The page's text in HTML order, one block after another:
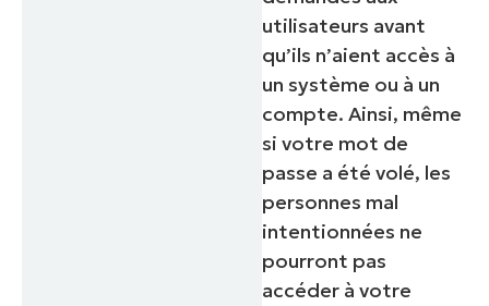
utilisateurs avant
qu’ils n’aient accès à
un système ou à un
compte. Ainsi, même
si votre mot de
passe a été volé, les
personnes mal
intentionnées ne
pourront pas
accéder à votre